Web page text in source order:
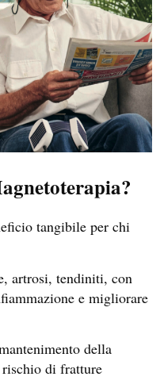
tangibile per chi
artrosi, tendiniti, con
e migliorare
della
rischio di fratture